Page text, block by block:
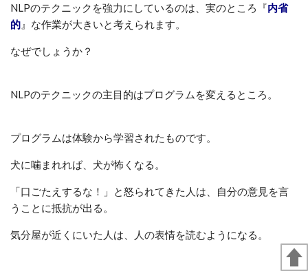
NLPのテクニックを強力にしているのは、実のところ『内省
的 』な作業が大きいと考えられます。
なぜでしょうか？
NLPのテクニックの主目的はプログラムを変えるところ。
プログラムは体験から学習されたものです。
犬に噛まれれば、犬が怖くなる。
「口ごたえするな！」と怒られてきた人は、自分の意見を言
うことに抵抗が出る。
気分屋が近くにいた人は、人の表情を読むようになる。